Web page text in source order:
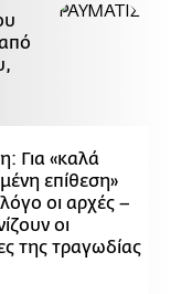
Για «καλά
επίθεση»
οι αρχές –
οι
της τραγωδίας